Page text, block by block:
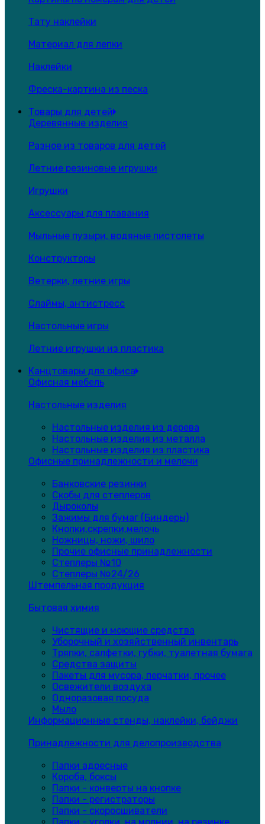
Тату наклейки
Материал для лепки
Наклейки
Фреска-картина из песка
Товары для детей
Деревянные изделия
Разное из товаров для детей
Летние резиновые игрушки
Игрушки
Аксессуары для плавания
Мыльные пузыри, водяные пистолеты
Конструкторы
Ветерки, летние игры
Слаймы, антистресс
Настольные игры
Летние игрушки из пластика
Канцтовары для офиса
Офисная мебель
Настольные изделия
Настольные изделия из дерева
Настольные изделия из металла
Настольные изделия из пластика
Офисные принадлежности и мелочи
Банковские резинки
Скобы для степлеров
Дыроколы
Зажимы для бумаг (Биндеры)
Кнопки,скрепки,мелочь
Ножницы, ножи, шило
Прочие офисные принадлежности
Степлеры №10
Степлеры №24/26
Штемпельная продукция
Бытовая химия
Чистящие и моющие средства
Уборочный и хозяйственный инвентарь
Тряпки, салфетки, губки, туалетная бумага
Средства защиты
Пакеты для мусора, перчатки, прочее
Освежители воздуха
Одноразовая посуда
Мыло
Информационные стенды, наклейки, бейджи
Принадлежности для делопроизводства
Папки адресные
Короба, боксы
Папки - конверты на кнопке
Папки - регистраторы
Папки - скоросшиватели